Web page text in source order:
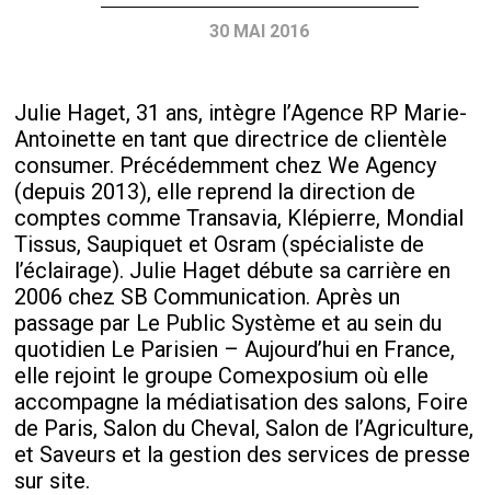
30 MAI 2016
Julie Haget, 31 ans, intègre l’Agence RP Marie-
Antoinette en tant que directrice de clientèle
consumer. Précédemment chez We Agency
(depuis 2013), elle reprend la direction de
comptes comme Transavia, Klépierre, Mondial
Tissus, Saupiquet et Osram (spécialiste de
l’éclairage). Julie Haget débute sa carrière en
2006 chez SB Communication. Après un
passage par Le Public Système et au sein du
quotidien Le Parisien – Aujourd’hui en France,
elle rejoint le groupe Comexposium où elle
accompagne la médiatisation des salons, Foire
de Paris, Salon du Cheval, Salon de l’Agriculture,
et Saveurs et la gestion des services de presse
sur site.